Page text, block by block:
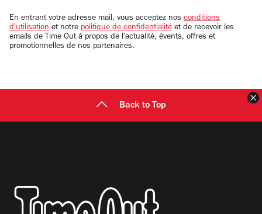
email
En entrant votre adresse mail, vous acceptez nos conditions
d'utilisation et notre politique de confidentialité et de recevoir les
emails de Time Out à propos de l'actualité, évents, offres et
promotionnelles de nos partenaires.
Back to Top